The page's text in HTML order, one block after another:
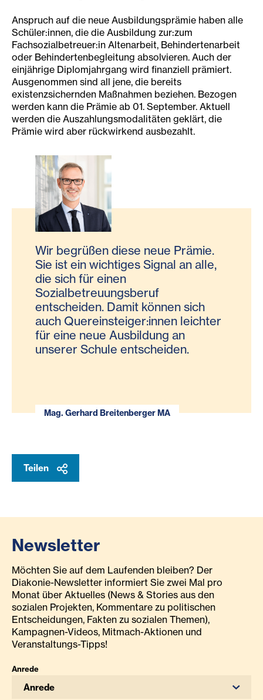
Anspruch auf die neue Ausbildungsprämie haben alle
Schüler:innen, die die Ausbildung zur:zum
Fachsozialbetreuer:in Altenarbeit, Behindertenarbeit
oder Behindertenbegleitung absolvieren. Auch der
einjährige Diplomjahrgang wird finanziell prämiert.
Ausgenommen sind all jene, die bereits
existenzsichernden Maßnahmen beziehen. Bezogen
werden kann die Prämie ab 01. September. Aktuell
werden die Auszahlungsmodalitäten geklärt, die
Prämie wird aber rückwirkend ausbezahlt.
Wir begrüßen diese neue Prämie.
Sie ist ein wichtiges Signal an alle,
die sich für einen
Sozialbetreuungsberuf
entscheiden. Damit können sich
auch Quereinsteiger:innen leichter
für eine neue Ausbildung an
unserer Schule entscheiden.
Mag. Gerhard Breitenberger MA
Teilen
Newsletter
Möchten Sie auf dem Laufenden bleiben? Der
Diakonie-Newsletter informiert Sie zwei Mal pro
Monat über Aktuelles (News & Stories aus den
sozialen Projekten, Kommentare zu politischen
Entscheidungen, Fakten zu sozialen Themen),
Kampagnen-Videos, Mitmach-Aktionen und
Veranstaltungs-Tipps!
Anrede
Anrede